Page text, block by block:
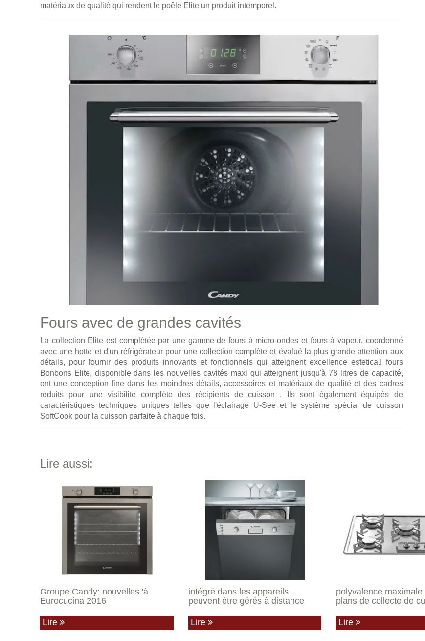
matériaux de qualité qui rendent le poêle Elite un produit intemporel.
Fours avec de grandes cavités
La collection Elite est complétée par une gamme de fours à micro-ondes et fours à vapeur, coordonné
avec une hotte et d'un réfrigérateur pour une collection complète et évalué la plus grande attention aux
détails, pour fournir des produits innovants et fonctionnels qui atteignent excellence estetica.I fours
Bonbons Elite, disponible dans les nouvelles cavités maxi qui atteignent jusqu'à 78 litres de capacité,
ont une conception fine dans les moindres détails, accessoires et matériaux de qualité et des cadres
réduits pour une visibilité complète des récipients de cuisson . Ils sont également équipés de
caractéristiques techniques uniques telles que l'éclairage U-See et le système spécial de cuisson
SoftCook pour la cuisson parfaite à chaque fois.
Lire aussi:
Groupe Candy: nouvelles 'à
Eurocucina 2016
Lire
intégré dans les appareils
peuvent être gérés à distance
Lire
polyvalence
plans de collecte de
Lire